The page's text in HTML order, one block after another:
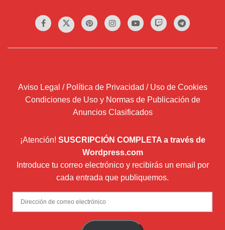
Aviso Legal / Política de Privacidad / Uso de Cookies
Condiciones de Uso y Normas de Publicación de
Anuncios Clasificados
¡Atención! SUSCRIPCIÓN COMPLETA a través de
Wordpress.com
Introduce tu correo electrónico y recibirás un email por
cada entrada que publiquemos.
Dirección
de